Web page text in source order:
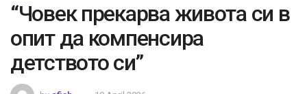
“Човек прекарва живота си в
опит да компенсира
детството си”